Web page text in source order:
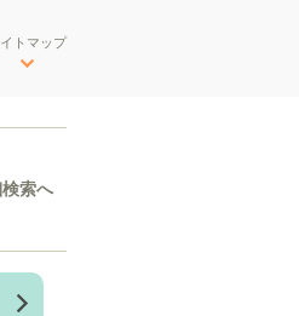
トマップ
索へ